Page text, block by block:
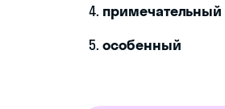
примечательный
особенный